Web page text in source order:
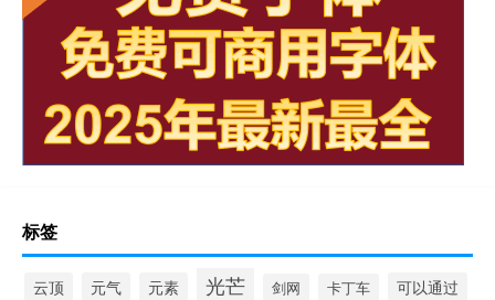
标签
云顶 元气 元素 光芒 剑网 卡丁车 可以通过